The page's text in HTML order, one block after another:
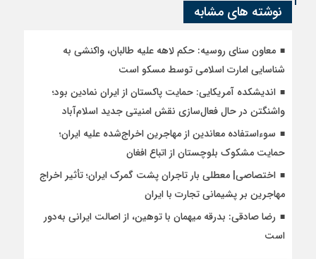
نوشته های مشابه
معاون سنای روسیه: حکم لاهه علیه طالبان، واکنشی به
شناسایی امارت اسلامی توسط مسکو است
اندیشکده آمریکایی: حمایت پاکستان از ایران نمادین بود؛
واشنگتن در حال فعال‌سازی نقش امنیتی جدید اسلام‌آباد
سوءاستفاده معاندین از مهاجرین اخراج‌شده علیه ایران؛
حمایت مشکوک بلوچستان از اتباع افغان
اختصاصی| معطلی بار تاجران پشت گمرک ایران؛ تأثیر اخراج
مهاجرین بر پشیمانی تجارت با ایران
رضا صادقی: بدرقه میهمان با توهین، از اصالت ایرانی به‌دور
است